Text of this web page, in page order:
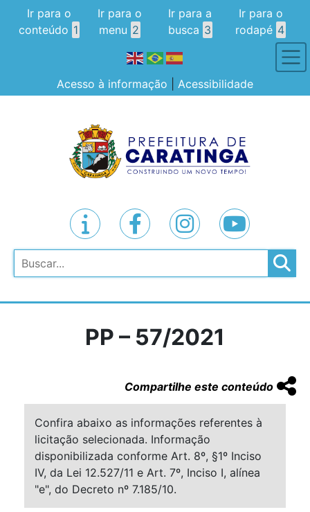
Ir para o
conteúdo 1
Ir para o
menu 2
Ir para a
busca 3
Ir para o
rodapé 4
Acesso à informação Acessibilidade
Pesquisar
PP – 57/2021
Compartilhe este conteúdo
Confira abaixo as informações referentes à
licitação selecionada. Informação
disponibilizada conforme Art. 8º, §1º Inciso
IV, da Lei 12.527/11 e Art. 7º, Inciso I, alínea
"e", do Decreto nº 7.185/10.